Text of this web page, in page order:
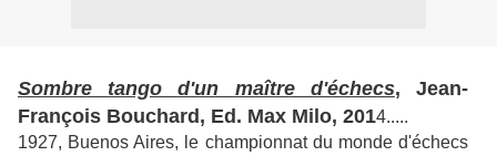
Sombre tango d'un maître d'échecs, Jean-
François Bouchard, Ed. Max Milo, 2014.....
1927, Buenos Aires, le championnat du monde d'échecs